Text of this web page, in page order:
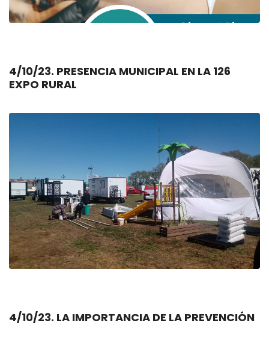
4/10/23. PRESENCIA MUNICIPAL EN LA 126
EXPO RURAL
4/10/23. LA IMPORTANCIA DE LA PREVENCIÓN